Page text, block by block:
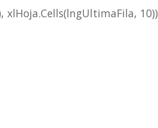
xlHoja.Cells(lngUltimaFila, 10))